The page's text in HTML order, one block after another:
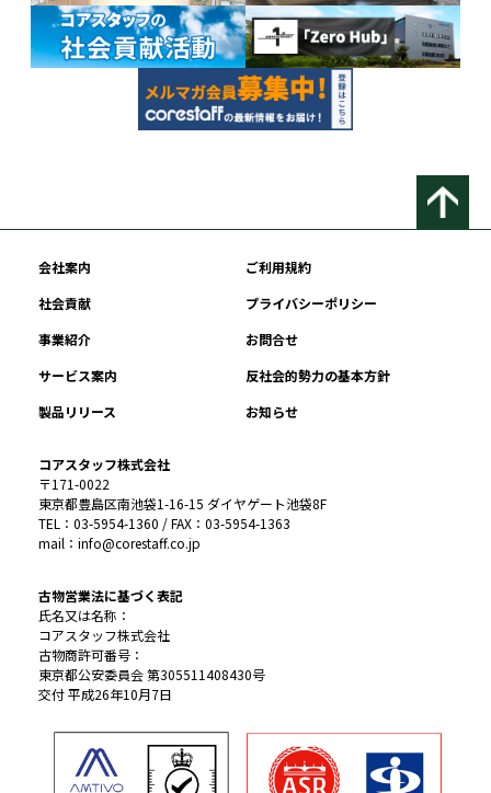
会社案内
ご利用規約
社会貢献
プライバシーポリシー
事業紹介
お問合せ
サービス案内
反社会的勢力の基本方針
製品リリース
お知らせ
コアスタッフ株式会社
〒171-0022
東京都豊島区南池袋1-16-15 ダイヤゲート池袋8F
TEL：03-5954-1360 / FAX：03-5954-1363
mail：info@corestaff.co.jp
古物営業法に基づく表記
氏名又は名称：
コアスタッフ株式会社
古物商許可番号：
東京都公安委員会 第305511408430号
交付 平成26年10月7日